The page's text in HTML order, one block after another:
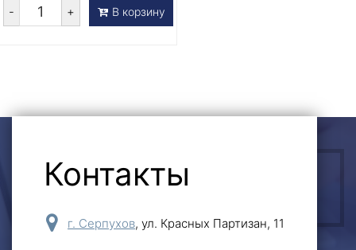
- + В корзину
ОСТАВИТЬ ЗАЯВКУ
Контакты
г. Серпухов, ул. Красных Партизан, 11